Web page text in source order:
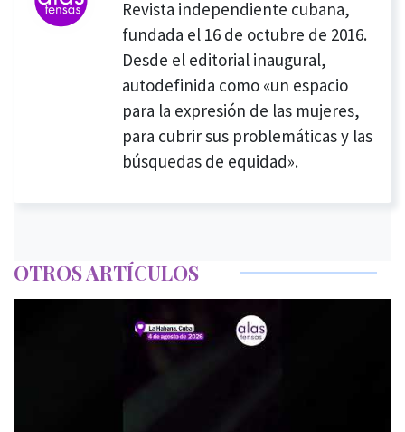
Revista independiente cubana,
fundada el 16 de octubre de 2016.
Desde el editorial inaugural,
autodefinida como «un espacio
para la expresión de las mujeres,
para cubrir sus problemáticas y las
búsquedas de equidad».
OTROS ARTÍCULOS